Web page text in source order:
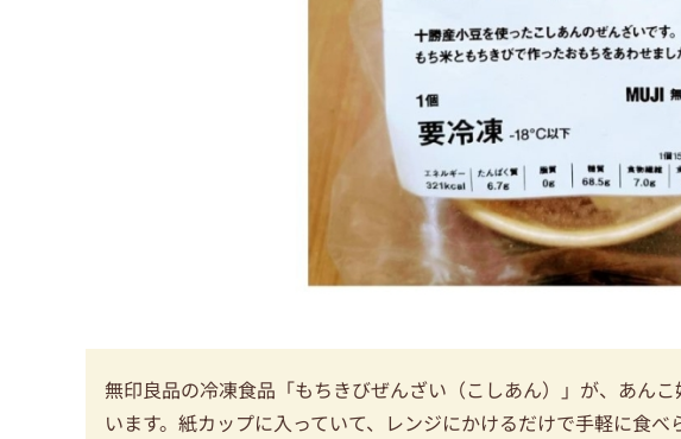
無印良品の冷凍食品「もちきびぜんざい（こしあん）」が、あん
います。紙カップに入っていて、レンジにかけるだけで手軽に食